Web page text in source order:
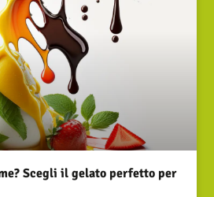
Scegli il gelato perfetto per